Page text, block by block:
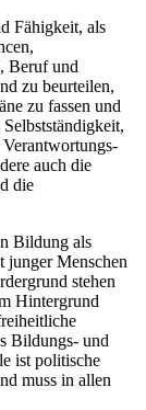
Fähigkeit, als
Beruf und
zu beurteilen,
zu fassen und
auch die
die
Bildung als
Menschen
stehen
Hintergrund
Bildungs- und
ist politische
muss in allen